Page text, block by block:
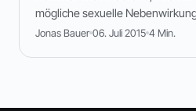
mögliche sexuelle
Jonas Bauer 06. Juli 2015 4 Min.